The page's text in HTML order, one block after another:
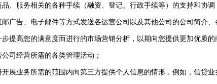
品、服务相关的各种手续（融资、登记、行政手续等）的支持和协调
邮广告、电子邮件等方式发送各运营公司以及其他公司的公司简介
步提高您的满意度而进行的市场营销分析，以期向您提供更加优质的
司经营所需的各类管理活动；
开展业务所需的范围内向第三方提供个人信息的情形，例如，信贷